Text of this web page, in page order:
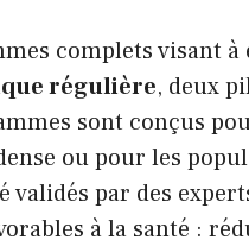
complets visant à
régulière, deux
sont conçus
ou pour les
validés par des
à la santé :